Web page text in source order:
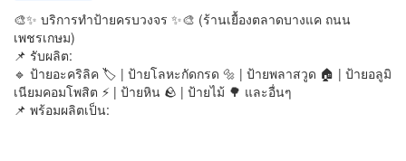
🎨✨ บริการทำป้ายครบวงจร ✨🎨 (ร้านเยื้องตลาดบางแค ถนน
เพชรเกษม)
📌 รับผลิต:
🔹 ป้ายอะคริลิค 🏷️ | ป้ายโลหะกัดกรด 🔩 | ป้ายพลาสวูด 🏠 | ป้ายอลูมิ
เนียมคอมโพสิต ⚡ | ป้ายหิน 🪨 | ป้ายไม้ 🌳 และอื่นๆ
📌 พร้อมผลิตเป็น: